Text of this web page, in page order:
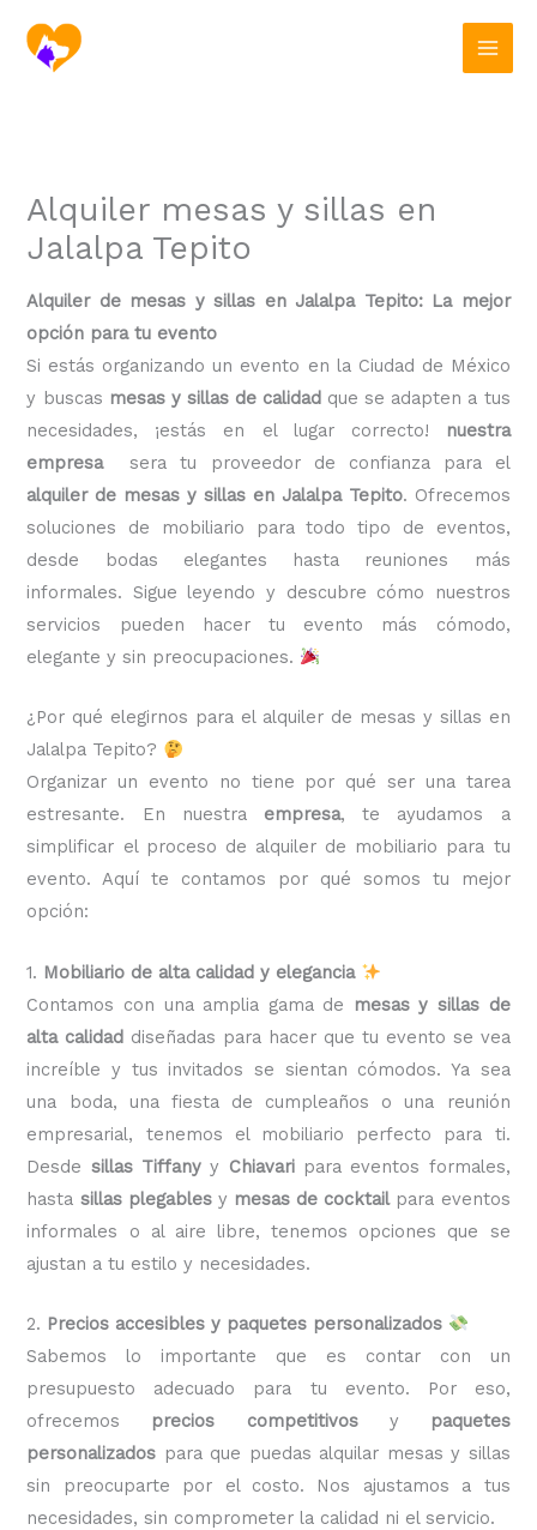
contenido
Alquiler mesas y sillas en
Jalalpa Tepito
Alquiler de mesas y sillas en Jalalpa Tepito: La mejor
opción para tu evento
Si estás organizando un evento en la Ciudad de México
y buscas mesas y sillas de calidad que se adapten a tus
necesidades, ¡estás en el lugar correcto!
nuestra
empresa
sera tu proveedor de confianza para el
alquiler de mesas y sillas en Jalalpa Tepito. Ofrecemos
soluciones de mobiliario para todo tipo de eventos,
desde bodas elegantes hasta reuniones más
informales. Sigue leyendo y descubre cómo nuestros
servicios pueden hacer tu evento más cómodo,
elegante y sin preocupaciones.
¿Por qué elegirnos para el alquiler de mesas y sillas en
Jalalpa Tepito?
Organizar un evento no tiene por qué ser una tarea
estresante. En nuestra empresa, te ayudamos a
simplificar el proceso de alquiler de mobiliario para tu
evento. Aquí te contamos por qué somos tu mejor
opción:
1. Mobiliario de alta calidad y elegancia
Contamos con una amplia gama de
mesas y sillas de
alta calidad diseñadas para hacer que tu evento se vea
increíble y tus invitados se sientan cómodos. Ya sea
una boda, una fiesta de cumpleaños o una reunión
empresarial, tenemos el mobiliario perfecto para ti.
Desde sillas Tiffany y Chiavaripara eventos formales,
hasta sillas plegablesy mesas de cocktailpara eventos
informales o al aire libre, tenemos opciones que se
ajustan a tu estilo y necesidades.
2. Precios accesibles y paquetes personalizados
Sabemos lo importante que es contar con un
presupuesto adecuado para tu evento. Por eso,
ofrecemos precios competitivosy
paquetes
personalizados para que puedas alquilar mesas y sillas
sin preocuparte por el costo. Nos ajustamos a tus
necesidades, sin comprometer la calidad ni el servicio.